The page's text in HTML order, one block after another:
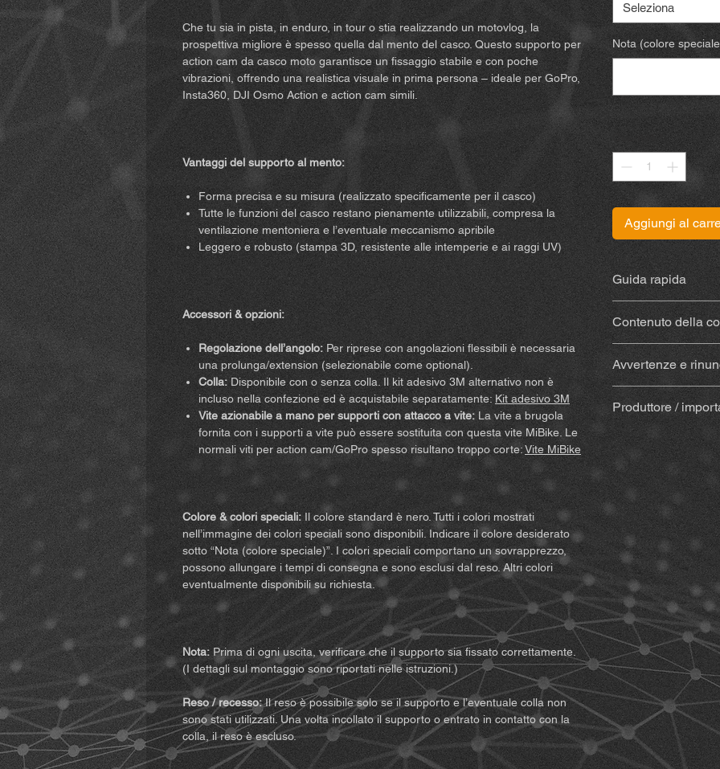
Che tu sia in pista, in enduro, in tour o stia realizzando un motovlog, la
prospettiva migliore è spesso quella dal mento del casco. Questo supporto per
action cam da casco moto garantisce un fissaggio stabile e con poche
vibrazioni, offrendo una realistica visuale in prima persona – ideale per GoPro,
Insta360, DJI Osmo Action e action cam simili.
Vantaggi del supporto al mento:
Forma precisa e su misura (realizzato specificamente per il casco)
Tutte le funzioni del casco restano pienamente utilizzabili, compresa la
ventilazione mentoniera e l’eventuale meccanismo apribile
Leggero e robusto (stampa 3D, resistente alle intemperie e ai raggi UV)
Accessori & opzioni:
Regolazione dell’angolo: Per riprese con angolazioni flessibili è necessaria
una prolunga/extension (selezionabile come optional).
Colla:Disponibile con o senza colla. Il kit adesivo 3M alternativo non è
incluso nella confezione ed è acquistabile separatamente: Kit adesivo 3M
Vite azionabile a mano per supporti con attacco a vite: La vite a brugola
fornita con i supporti a vite può essere sostituita con questa vite MiBike. Le
normali viti per action cam/GoPro spesso risultano troppo corte:Vite MiBike
Colore & colori speciali: Il colore standard è nero. Tutti i colori mostrati
nell’immagine dei colori speciali sono disponibili. Indicare il colore desiderato
sotto “Nota (colore speciale)”. I colori speciali comportano un sovrapprezzo,
possono allungare i tempi di consegna e sono esclusi dal reso. Altri colori
eventualmente disponibili su richiesta.
Nota: Prima di ogni uscita, verificare che il supporto sia fissato correttamente.
(I dettagli sul montaggio sono riportati nelle istruzioni.)
Reso / recesso:Il reso è possibile solo se il supporto e l’eventuale colla non
sono stati utilizzati. Una volta incollato il supporto o entrato in contatto con la
colla, il reso è escluso.
Seleziona
Nota (colore
Quantità
Aggiungi al
Guida rapida
Le istruzioni sono
Contenuto della
Supporto
materiale
Con colla(Sugru)
tampone alcolico
bastoncini in
insieme alla
variare nel caso
Set accessori
prolunga) – se
Per supporti
Per varianti
Quickclip
Note:A causa dei
possono comparire
sono comunque
possibile testare
reali, il componente
campione.
Avvertenze e
Acquistando e
importanti diritti
Assicuratevi quindi
condizioni prima di
prodotto, accettate il
qualsiasi pretesa.
del presente
un rimborso
1. Dovete
rischi (compresi
improprio vostro o
sorgere durante
2. Dovete
consenta l’uso del
fisiche
attrezzature che
prodotto. Dovete
limiti le vostre
sicurezza.
3. Dovete essere
la responsabilità
4. Dovete leggere
avvertenze e
Produttore /
MiBike - Mike
Witten, www.mibike.de